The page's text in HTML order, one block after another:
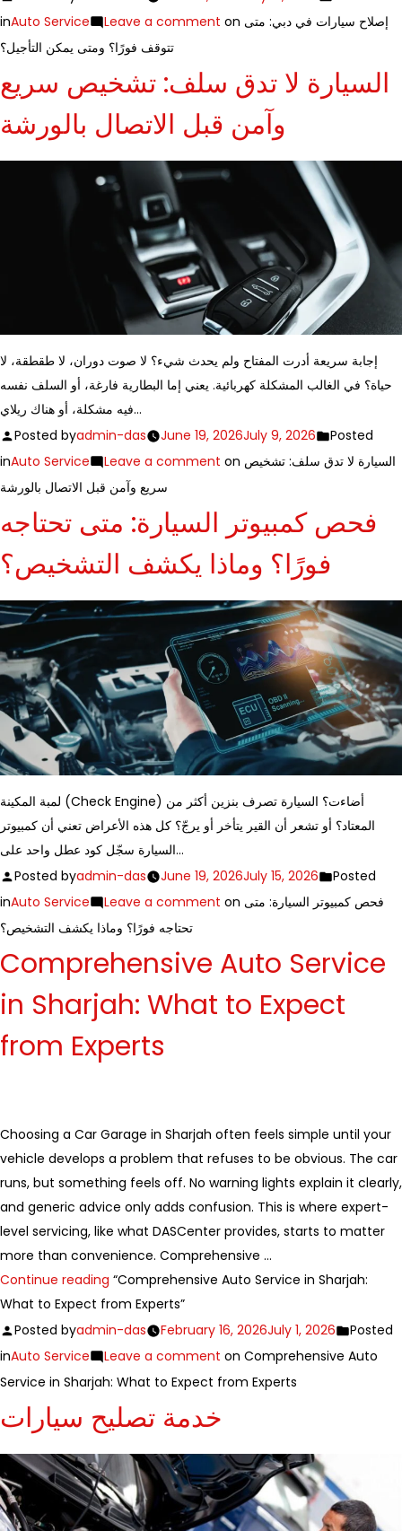
inAuto Service Leave a comment on إصلاح سيارات في دبي: متى
تتوقف فورًا؟ ومتى يمكن التأجيل؟
السيارة لا تدق سلف: تشخيص سريع
وآمن قبل الاتصال بالورشة
إجابة سريعة أدرت المفتاح ولم يحدث شيء؟ لا صوت دوران، لا طقطقة، لا
حياة؟ في الغالب المشكلة كهربائية. يعني إما البطارية فارغة، أو السلف نفسه
فيه مشكلة، أو هناك ريلاي…
Posted byadmin-das June 19, 2026July 9, 2026
Posted
inAuto Service Leave a comment on السيارة لا تدق سلف: تشخيص
سريع وآمن قبل الاتصال بالورشة
فحص كمبيوتر السيارة: متى تحتاجه
فورًا؟ وماذا يكشف التشخيص؟
لمبة المكينة (Check Engine) أضاءت؟ السيارة تصرف بنزين أكثر من
المعتاد؟ أو تشعر أن القير يتأخر أو يرجّ؟ كل هذه الأعراض تعني أن كمبيوتر
السيارة سجّل كود عطل واحد على…
Posted byadmin-das June 19, 2026July 15, 2026
Posted
inAuto Service Leave a comment on فحص كمبيوتر السيارة: متى
تحتاجه فورًا؟ وماذا يكشف التشخيص؟
Comprehensive Auto Service
in Sharjah: What to Expect
from Experts
Choosing a Car Garage in Sharjah often feels simple until your
vehicle develops a problem that refuses to be obvious. The car
runs, but something feels off. No warning lights explain it clearly,
and generic advice only adds confusion. This is where expert-
level servicing, like what DASCenter provides, starts to matter
more than convenience. Comprehensive …
Continue reading “Comprehensive Auto Service in Sharjah:
What to Expect from Experts”
Posted byadmin-das February 16, 2026July 1, 2026
Posted
inAuto Service Leave a comment on Comprehensive Auto
Service in Sharjah: What to Expect from Experts
خدمة تصليح سيارات